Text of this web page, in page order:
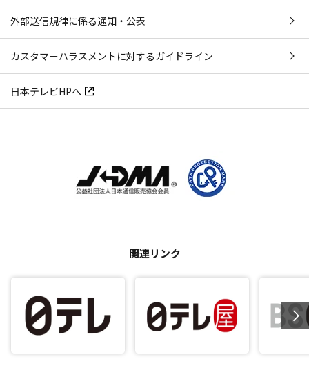
外部送信規律に係る通知・公表
カスタマーハラスメントに対するガイドライン
日本テレビHPへ
関連リンク